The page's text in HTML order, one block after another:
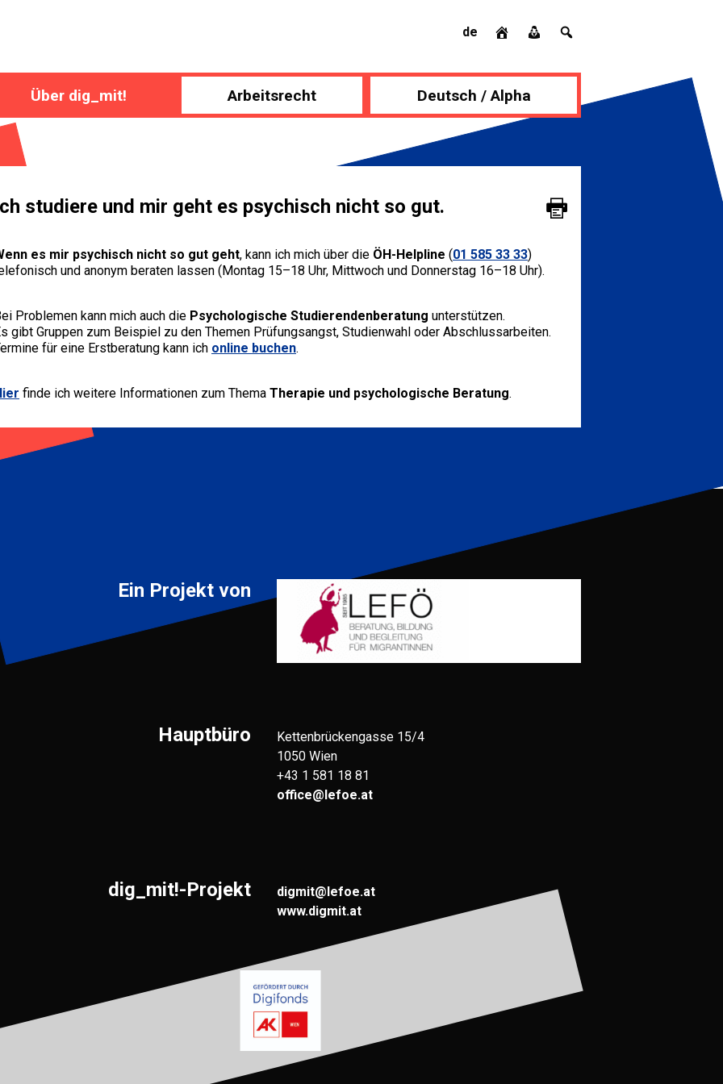
de
Über dig_mit! Arbeitsrecht Deutsch / Alpha
studiere und mir geht es psychisch nicht so gut.
es mir psychisch nicht so gut geht, kann ich mich über die ÖH-Helpline (01 585 33 33)
und anonym beraten lassen (Montag 15–18 Uhr, Mittwoch und Donnerstag 16–18 Uhr).
Problemen kann mich auch die Psychologische Studierendenberatung unterstützen.
gibt Gruppen zum Beispiel zu den Themen Prüfungsangst, Studienwahl oder Abschlussarbeiten.
für eine Erstberatung kann ich online buchen.
finde ich weitere Informationen zum Thema Therapie und psychologische Beratung.
Ein Projekt von
Hauptbüro
Kettenbrückengasse 15/4
1050 Wien
+43 1 581 18 81
office@lefoe.at
dig_mit!-Projekt
digmit@lefoe.at
www.digmit.at